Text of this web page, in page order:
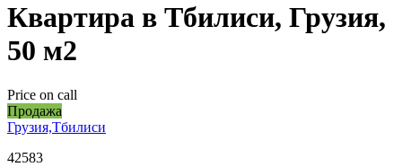
Квартира в Тбилиси, Грузия,
50 м2
Price on call
Продажа
Грузия,Тбилиси
42583